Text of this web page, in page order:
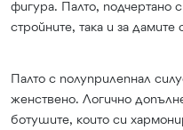
фигура. Палто, подчертано
стройните, така и за дамите
Палто с полуприлепнал
женствено. Логично
ботушите, които си